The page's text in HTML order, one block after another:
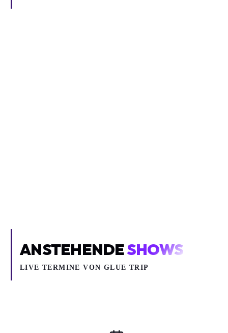
ANSTEHENDESHOWS
LIVE TERMINE VON GLUE TRIP